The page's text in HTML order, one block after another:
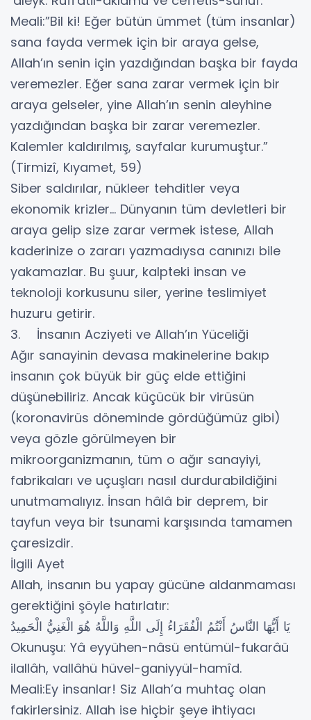
Meali:”Bil ki! Eğer bütün ümmet (tüm insanlar)
sana fayda vermek için bir araya gelse,
Allah’ın senin için yazdığından başka bir fayda
veremezler. Eğer sana zarar vermek için bir
araya gelseler, yine Allah’ın senin aleyhine
yazdığından başka bir zarar veremezler.
Kalemler kaldırılmış, sayfalar kurumuştur.”
(Tirmizî, Kıyamet, 59)
Siber saldırılar, nükleer tehditler veya
ekonomik krizler... Dünyanın tüm devletleri bir
araya gelip size zarar vermek istese, Allah
kaderinize o zararı yazmadıysa canınızı bile
yakamazlar. Bu şuur, kalpteki insan ve
teknoloji korkusunu siler, yerine teslimiyet
huzuru getirir.
3. İnsanın Acziyeti ve Allah’ın Yüceliği
Ağır sanayinin devasa makinelerine bakıp
insanın çok büyük bir güç elde ettiğini
düşünebiliriz. Ancak küçücük bir virüsün
(koronavirüs döneminde gördüğümüz gibi)
veya gözle görülmeyen bir
mikroorganizmanın, tüm o ağır sanayiyi,
fabrikaları ve uçuşları nasıl durdurabildiğini
unutmamalıyız. İnsan hâlâ bir deprem, bir
tayfun veya bir tsunami karşısında tamamen
çaresizdir.
İlgili Ayet
Allah, insanın bu yapay gücüne aldanmaması
gerektiğini şöyle hatırlatır:
يَا أَيُّهَا النَّاسُ أَنْتُمُ الْفُقَرَاءُ إِلَى اللَّهِ وَاللَّهُ هُوَ الْغَنِيُّ الْحَمِيدُ
Okunuşu: Yâ eyyühen-nâsü entümül-fukarâü
ilallâh, vallâhü hüvel-ganiyyül-hamîd.
Meali:Ey insanlar! Siz Allah’a muhtaç olan
fakirlersiniz. Allah ise hiçbir şeye ihtiyacı